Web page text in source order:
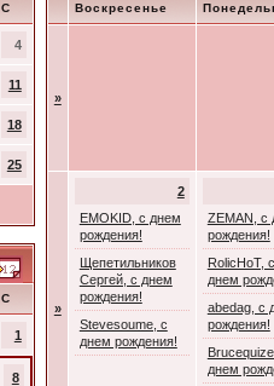
С
4
11
18
25
С
1
8
Воскресенье
»
»
2
EMOKID, с днем
рождения!
Щепетильников
Сергей, с днем
рождения!
Stevesoume, с
днем рождения!
ZEMAN, с
рождения!
RolicHoT, с
днем
abedag, с
рождения!
днем